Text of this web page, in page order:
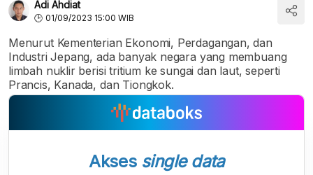
Adi Ahdiat
01/09/2023 15:00 WIB
Menurut Kementerian Ekonomi, Perdagangan, dan
Industri Jepang, ada banyak negara yang membuang
limbah nuklir berisi tritium ke sungai dan laut, seperti
Prancis, Kanada, dan Tiongkok.
Akses single data